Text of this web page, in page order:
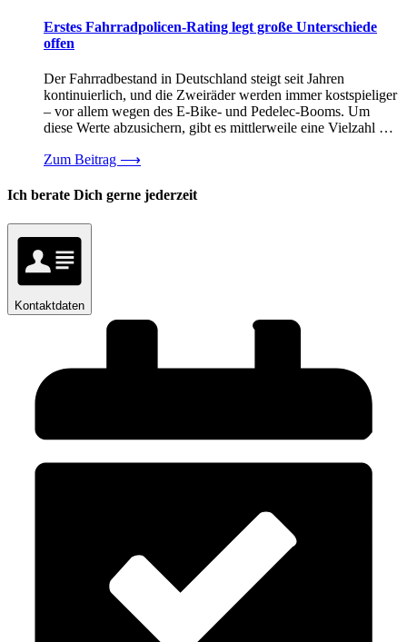
Erstes Fahrradpolicen-Rating legt große Unterschiede
offen
Der Fahrradbestand in Deutschland steigt seit Jahren
kontinuierlich, und die Zweiräder werden immer kostspieliger
– vor allem wegen des E-Bike- und Pedelec-Booms. Um
diese Werte abzusichern, gibt es mittlerweile eine Vielzahl …
Zum Beitrag ⟶
Ich berate Dich gerne jederzeit
Kontaktdaten